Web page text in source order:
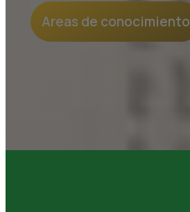
Areas de conocimiento